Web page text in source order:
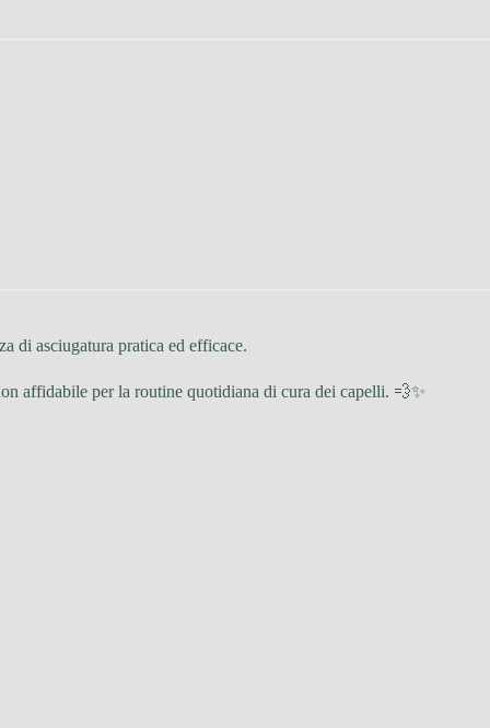
di asciugatura pratica ed efficace.
affidabile per la routine quotidiana di cura dei capelli. 💨✨